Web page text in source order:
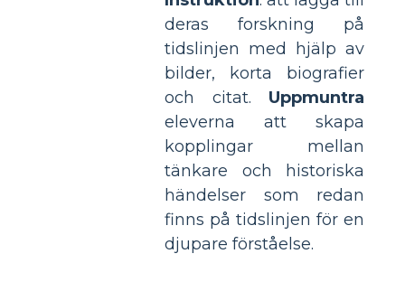
deras forskning på
tidslinjen med hjälp av
bilder, korta biografier
och citat. Uppmuntra
eleverna att skapa
kopplingar mellan
tänkare och historiska
händelser som redan
finns på tidslinjen för en
djupare förståelse.